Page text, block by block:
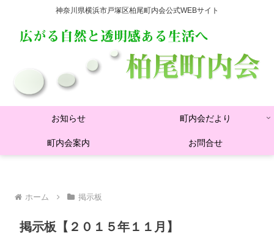
神奈川県横浜市戸塚区柏尾町内会公式WEBサイト
お知らせ 町内会だより
町内会案内 お問合せ
ホーム 掲示板
掲示板【２０１５年１１月】